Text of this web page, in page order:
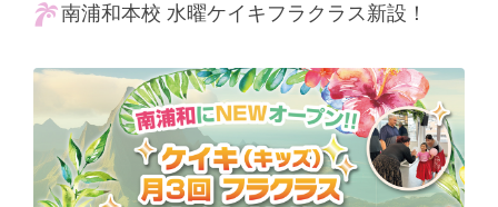
南浦和本校 水曜ケイキフラクラス新設！